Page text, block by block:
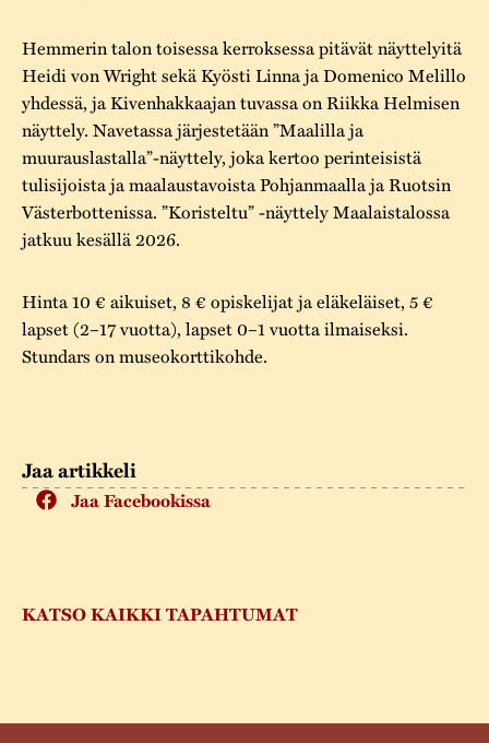
Jaa artikkeli
Jaa Facebookissa
KATSO KAIKKI TAPAHTUMAT
Hemmerin talon toisessa kerroksessa pitävät näyttelyitä
Heidi von Wright sekä Kyösti Linna ja Domenico Melillo
yhdessä, ja Kivenhakkaajan tuvassa on Riikka Helmisen
näyttely. Navetassa järjestetään ”Maalilla ja
muurauslastalla”-näyttely, joka kertoo perinteisistä
tulisijoista ja maalaustavoista Pohjanmaalla ja Ruotsin
Västerbottenissa. ”Koristeltu” -näyttely Maalaistalossa
jatkuu kesällä 2026.
Hinta 10 € aikuiset, 8 € opiskelijat ja eläkeläiset, 5 €
lapset (2–17 vuotta), lapset 0–1 vuotta ilmaiseksi.
Stundars on museokorttikohde.